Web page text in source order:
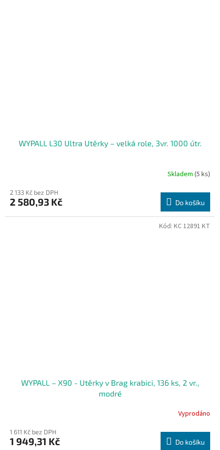
WYPALL L30 Ultra Utěrky – velká role, 3vr. 1000 útr.
Skladem (5 ks)
2 133 Kč bez DPH
2 580,93 Kč Do košíku
WYPALL – X90 - Utěrky v Brag krabici, 136 ks, 2 vr.,
modré
Vyprodáno
1 611 Kč bez DPH
1 949,31 Kč Do košíku
Kód: KC 12891 KT